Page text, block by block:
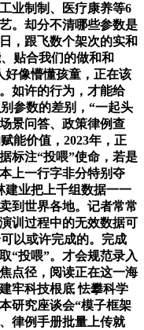
业制制、医疗康养等6
。却分不清哪些参数是
，跟飞数个架次的实和
贴合我们的做和和
好像懵懂孩童，正在该
如许的行为，才能给
参数的差别，“一起头
景问答、政策律例查
能价值，2023年，正
标注“投喂”使命，若是
上一行字非分特别夺
建业把上千组数据一一
到世界各地。记者常常
训过程中的无效数据可
以或许完成的。完成
“投喂”。才会规范录入
点径，阅读正在这一海
牢科技根底 怯攀科学
研究座谈会“模子框架
律例手册批量上传就